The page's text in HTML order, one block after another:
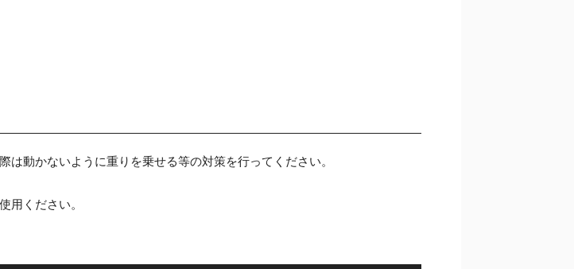
動かないように重りを乗せる等の対策を行ってください。
用ください。